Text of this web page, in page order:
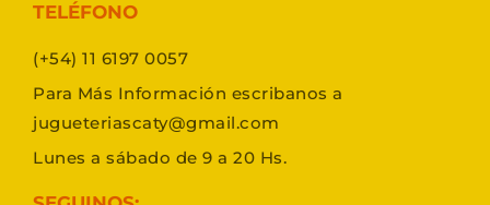
TELÉFONO
(+54) 11 6197 0057
Para Más Información escribanos a
jugueteriascaty@gmail.com
Lunes a sábado de 9 a 20 Hs.